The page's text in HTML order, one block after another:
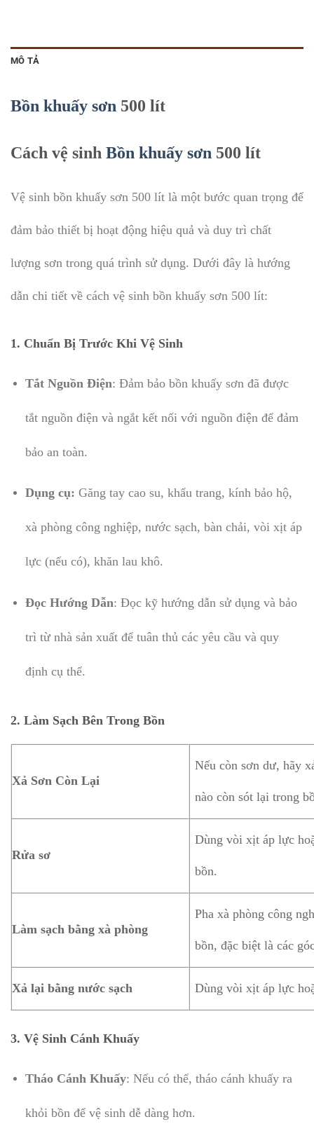
MÔ TẢ
Bồn khuấy sơn 500 lít
Cách vệ sinh Bồn khuấy sơn 500 lít
Vệ sinh bồn khuấy sơn 500 lít là một bước quan trọng để
đảm bảo thiết bị hoạt động hiệu quả và duy trì chất
lượng sơn trong quá trình sử dụng. Dưới đây là hướng
dẫn chi tiết về cách vệ sinh bồn khuấy sơn 500 lít:
1. Chuẩn Bị Trước Khi Vệ Sinh
Tắt Nguồn Điện: Đảm bảo bồn khuấy sơn đã được
tắt nguồn điện và ngắt kết nối với nguồn điện để đảm
bảo an toàn.
Dụng cụ: Găng tay cao su, khẩu trang, kính bảo hộ,
xà phòng công nghiệp, nước sạch, bàn chải, vòi xịt áp
lực (nếu có), khăn lau khô.
Đọc Hướng Dẫn: Đọc kỹ hướng dẫn sử dụng và bảo
trì từ nhà sản xuất để tuân thủ các yêu cầu và quy
định cụ thể.
2. Làm Sạch Bên Trong Bồn
Xả Sơn Còn Lại
Nếu còn sơn dư, hãy
nào còn sót lại trong
Rửa sơ
Dùng vòi xịt áp lực
bồn.
Làm sạch bằng xà phòng
Pha xà phòng công
bồn, đặc biệt là các
Xả lại bằng nước sạch Dùng vòi xịt áp lực
3. Vệ Sinh Cánh Khuấy
Tháo Cánh Khuấy: Nếu có thể, tháo cánh khuấy ra
khỏi bồn để vệ sinh dễ dàng hơn.